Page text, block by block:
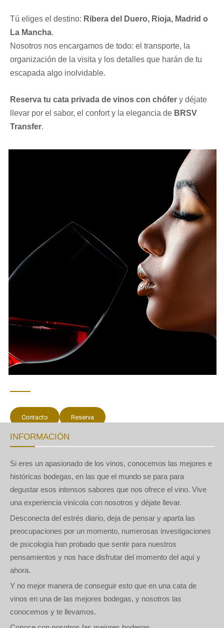
Tú eliges el destino: Ribera del Duero, Rioja, Madrid o
La Mancha.
Nosotros nos encargamos de todo: el transporte, la
organización de la visita y los detalles que harán de tu
escapada algo inolvidable.
Reserva tu cata privada de vinos con chófer y déjate
llevar por el sabor, el confort y la elegancia de BRSV
Transfer.
Contacto Reserva
INFORMACIÓN
Si eres un apasionado de los vinos, conocemos las mejores e
históricas bodegas, en las que el mundo se para para
degustar esos intensos sabores que nos ofrece el vino. Vive
una experiencia vinícola con nosotros y déjate llevar.
Desconecta del estrés diario, deja de pensar y aparta las
preocupaciones por un momento, numerosas investigaciones
de psicología han probado que sentir para nuestros
pensamientos y nos hace disfrutar del momento del aquí y
ahora.
Y no mejor manera de conseguir esto que en una cata de
vinos en una de las mejores bodegas, y nosotros las
conocemos y te llevamos.